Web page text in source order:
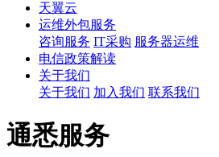
天翼云
运维外包服务
咨询服务 IT采购 服务器运维
电信政策解读
关于我们
关于我们 加入我们 联系我们
通悉服务